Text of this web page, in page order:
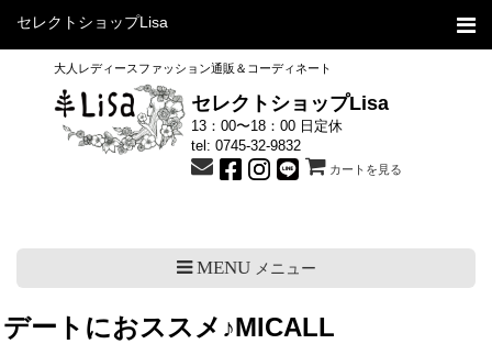
セレクトショップLisa
大人レディースファッション通販＆コーディネート
セレクトショップLisa
13：00〜18：00 日定休
tel: 0745-32-9832
カートを見る
MENUメニュー
デートにおススメ♪MICALL